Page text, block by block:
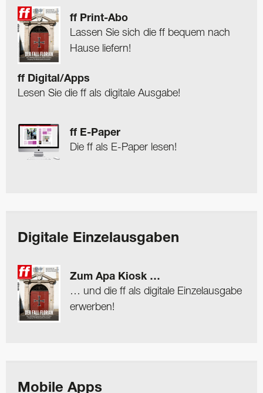
ff Print-Abo
Lassen Sie sich die ff bequem nach
Hause liefern!
ff Digital/Apps
Lesen Sie die ff als digitale Ausgabe!
ff E-Paper
Die ff als E-Paper lesen!
Digitale Einzelausgaben
Zum Apa Kiosk …
… und die ff als digitale Einzelausgabe
erwerben!
Mobile Apps